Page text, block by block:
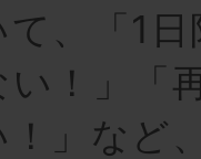
、「1
！」「
」など